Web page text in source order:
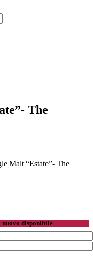
The
Malt “Estate”- The
disponibile